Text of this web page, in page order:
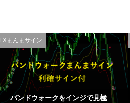
FXまんまサイン
バンドウォークをインジで見極